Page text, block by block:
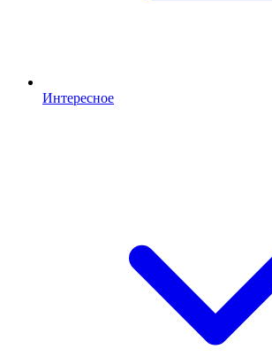
Интересное